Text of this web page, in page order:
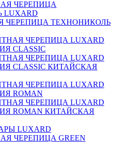
ЧЕРЕПИЦА ТЕХНОНИКОЛЬ
ЧЕРЕПИЦА LUXARD
CLASSIC
ЧЕРЕПИЦА LUXARD
CLASSIC КИТАЙСКАЯ
ЧЕРЕПИЦА LUXARD
ROMAN
ЧЕРЕПИЦА LUXARD
ROMAN КИТАЙСКАЯ
LUXARD